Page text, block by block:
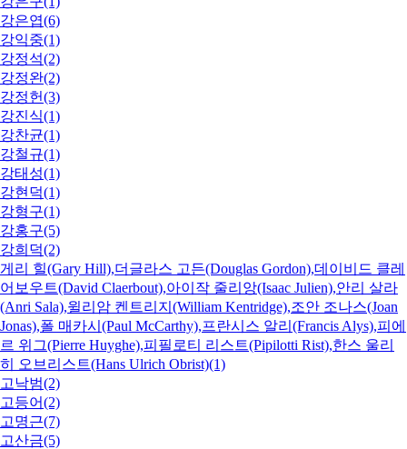
강은엽(6)
강익중(1)
강정석(2)
강정완(2)
강정헌(3)
강진식(1)
강찬균(1)
강철규(1)
강태성(1)
강현덕(1)
강형구(1)
강홍구(5)
강희덕(2)
게리 힐(Gary Hill),더글라스 고든(Douglas Gordon),데이비드 클레
어보우트(David Claerbout),아이작 줄리앙(Isaac Julien),안리 살라
(Anri Sala),윌리암 켄트리지(William Kentridge),조안 조나스(Joan
Jonas),폴 매카시(Paul McCarthy),프란시스 알리(Francis Alys),피에
르 위그(Pierre Huyghe),피필로티 리스트(Pipilotti Rist),한스 울리
히 오브리스트(Hans Ulrich Obrist)(1)
고낙범(2)
고등어(2)
고명근(7)
고산금(5)